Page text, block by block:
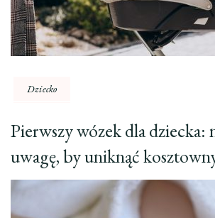
Dziecko
Pierwszy wózek dla dziecka:
uwagę, by uniknąć